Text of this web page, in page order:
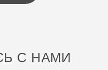
С НАМИ